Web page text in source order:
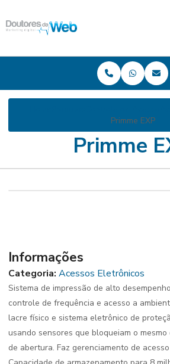
Primme EXP
Primme
Informações
Categoria: Acessos Eletrônicos
Sistema de impressão de alto
controle de frequência e acesso a
lacre físico e sistema eletrônico de
usando sensores que bloqueiam o
de abertura. Faz gerenciamento de